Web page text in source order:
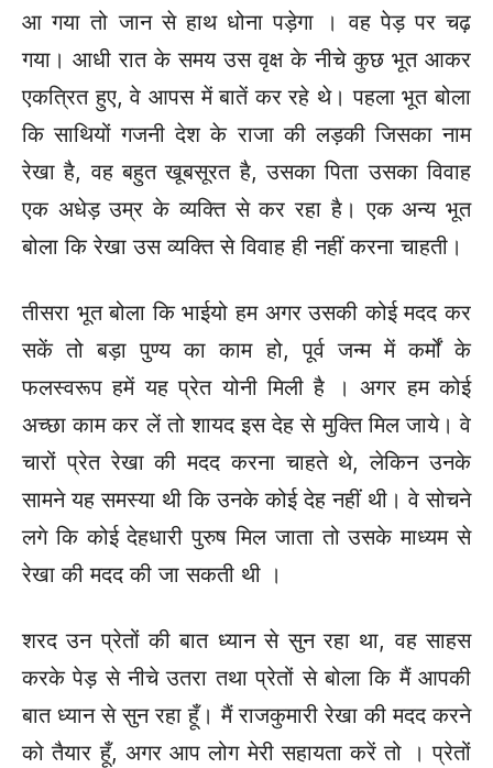
आ गया तो जान से हाथ धोना पड़ेगा । वह पेड़ पर चढ़
गया। आधी रात के समय उस वृक्ष के नीचे कुछ भूत आकर
एकत्रित हुए, वे आपस में बातें कर रहे थे। पहला भूत बोला
कि साथियों गजनी देश के राजा की लड़की जिसका नाम
रेखा है, वह बहुत खूबसूरत है, उसका पिता उसका विवाह
एक अधेड़ उम्र के व्यक्ति से कर रहा है। एक अन्य भूत
बोला कि रेखा उस व्यक्ति से विवाह ही नहीं करना चाहती।
तीसरा भूत बोला कि भाईयो हम अगर उसकी कोई मदद कर
सकें तो बड़ा पुण्य का काम हो, पूर्व जन्म में कर्मों के
फलस्वरूप हमें यह प्रेत योनी मिली है ।अगर हम कोई
अच्छा काम कर लें तो शायद इस देह से मुक्ति मिल जाये। वे
चारों प्रेत रेखा की मदद करना चाहते थे, लेकिन उनके
सामने यह समस्या थी कि उनके कोई देह नहीं थी। वे सोचने
लगे कि कोई देहधारी पुरुष मिल जाता तो उसके माध्यम से
रेखा की मदद की जा सकती थी ।
शरद उन प्रेतों की बात ध्यान से सुन रहा था, वह साहस
करके पेड़ से नीचे उतरा तथा प्रेतों से बोला कि मैं आपकी
बात ध्यान से सुन रहा हूँ। मैं राजकुमारी रेखा की मदद करने
को तैयार हूँ, अगर आप लोग मेरी सहायता करें तो । प्रेतों